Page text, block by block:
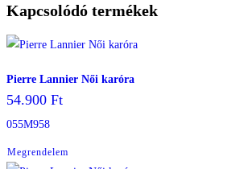
Kapcsolódó termékek
Pierre Lannier Női karóra
54.900 Ft
055M958
Megrendelem